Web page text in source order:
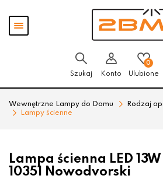
Pokaż
menu
Szukaj Konto
0
Ulubione
Wewnętrzne Lampy do Domu
Rodzaj
Lampy ścienne
Lampa ścienna LED 13W
10351 Nowodvorski